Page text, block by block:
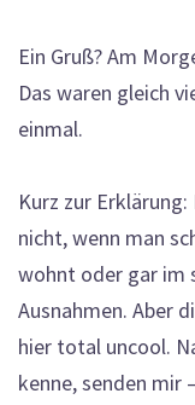
Ein Gruß? Am
Das waren gleich
einmal.
Kurz zur
nicht, wenn man
wohnt oder gar im
Ausnahmen. Aber
hier total uncool.
kenne, senden mir